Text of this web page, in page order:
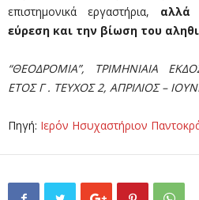
επιστημονικά εργαστήρια, αλλά
εύρεση και την βίωση του
“ΘΕΟΔΡΟΜΙΑ”, ΤΡΙΜΗΝΙΑΙΑ
ΕΤΟΣ Γ . ΤΕΥΧΟΣ 2, ΑΠΡΙΛΙΟΣ –
Πηγή: Ιερόν Ησυχαστήριον